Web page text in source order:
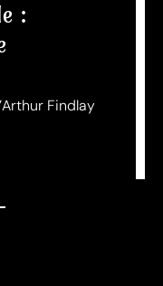
:
Findlay